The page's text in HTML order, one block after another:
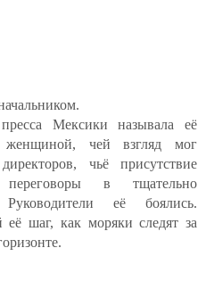
Мексики называла её
чей взгляд мог
чьё присутствие
в тщательно
её боялись.
шаг, как моряки следят за